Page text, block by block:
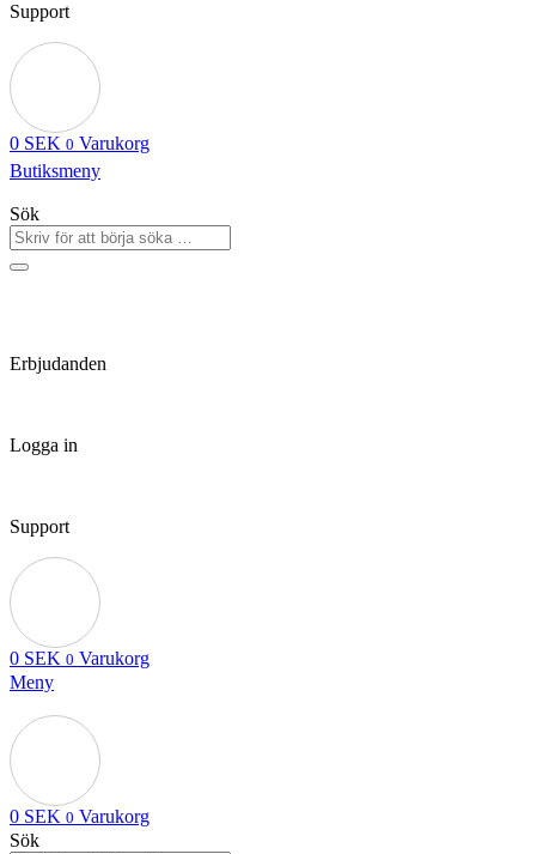
Support
0 SEK 0 Varukorg
Butiksmeny
Sök
Erbjudanden
Logga in
Support
0 SEK 0 Varukorg
Meny
0 SEK 0 Varukorg
Sök